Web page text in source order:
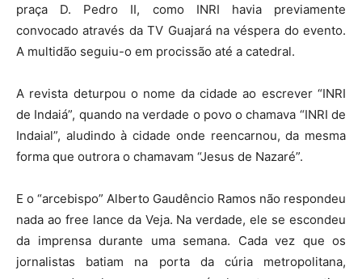
praça D. Pedro II, como INRI havia previamente
convocado através da TV Guajará na véspera do evento.
A multidão seguiu-o em procissão até a catedral.
A revista deturpou o nome da cidade ao escrever “INRI
de Indaiá”, quando na verdade o povo o chamava “INRI de
Indaial”, aludindo à cidade onde reencarnou, da mesma
forma que outrora o chamavam “Jesus de Nazaré”.
E o “arcebispo” Alberto Gaudêncio Ramos não respondeu
nada ao free lance da Veja. Na verdade, ele se escondeu
da imprensa durante uma semana. Cada vez que os
jornalistas batiam na porta da cúria metropolitana,